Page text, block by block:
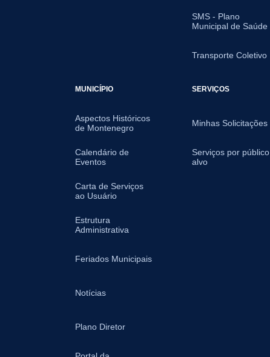
SMS - Plano
Municipal de Saúde
Transporte Coletivo
MUNICÍPIO
Aspectos Históricos
de Montenegro
Calendário de
Eventos
Carta de Serviços
ao Usuário
Estrutura
Administrativa
Feriados Municipais
Notícias
Plano Diretor
SERVIÇOS
Minhas Solicitações
Serviços por público
alvo